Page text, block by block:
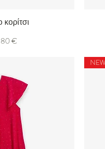
€
NEW